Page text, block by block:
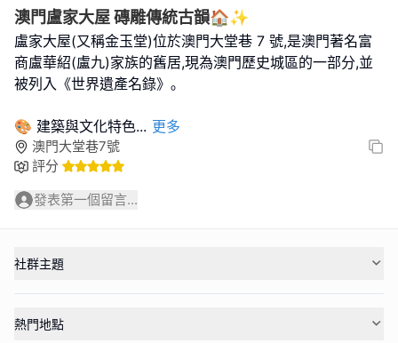
澳門盧家大屋 磚雕傳統古韻🏠✨
盧家大屋(又稱金玉堂)位於澳門大堂巷 7 號,是澳門著名富
商盧華紹(盧九)家族的舊居,現為澳門歷史城區的一部分,並
被列入《世界遺產名錄》｡
🎨 建築與文化特色... 更多
澳門大堂巷7號
評分
發表第一個留言...
社群主題
熱門地點